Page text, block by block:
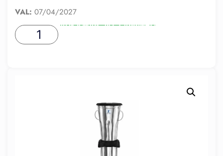
VAL: 07/04/2027
ADICIONAR AO CARRINHO